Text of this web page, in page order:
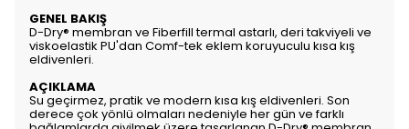
GENEL BAKIŞ
D-Dry® membran ve Fiberfill termal astarlı, deri takviyeli ve
viskoelastik PU'dan Comf-tek eklem koruyuculu kısa kış
eldivenleri.
AÇIKLAMA
Su geçirmez, pratik ve modern kısa kış eldivenleri. Son
derece çok yönlü olmaları nedeniyle her gün ve farklı